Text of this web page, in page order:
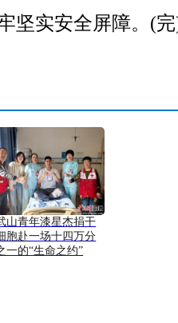
坚实安全屏障。(
山青年漆星杰捐干
胞赴一场十四万分
一的“生命之约”